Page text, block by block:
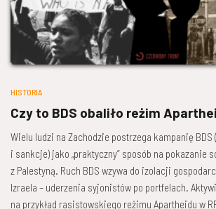
HISTORIA
Czy to BDS obaliło reżim
Wielu ludzi na Zachodzie postrzega kampanię
i sankcje) jako „praktyczny” sposób na pokazanie
z Palestyną. Ruch BDS wzywa do izolacji
Izraela – uderzenia syjonistów po portfelach.
na przykład rasistowskiego reżimu Apartheidu w